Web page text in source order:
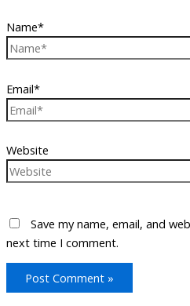
Name*
Email*
Website
Save my name, email, and
next time I comment.